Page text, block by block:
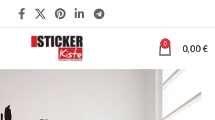
0 0,00€